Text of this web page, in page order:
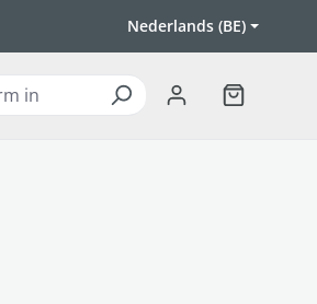
Nederlands (BE)